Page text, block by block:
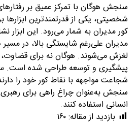
سنجش هوگان با تمرکز عمیق بر
شخصیتی، یکی از قدرتمندترین ابزارها
کور مدیران به شمار می‌رود. این
مدیران علی‌رغم شایستگی بالا، در
لغزش می‌شوند. هوگان نه برای قضاوت،
پیشگیری و توسعه طراحی شده است.
شجاعت مواجهه با نقاط کور خود را
سنجش به‌عنوان چراغ راهی برای رهبری
انسانی استفاده کنند.
بازدید از مقاله: ۱۶۰